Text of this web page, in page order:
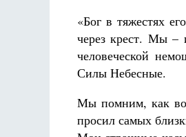
«Бог в тяжестях
через крест. Мы –
человеческой
Силы Небесные.
Мы помним, как во
просил самых